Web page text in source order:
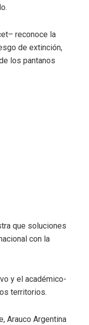
reconoce la
de extinción,
los pantanos
que soluciones
con la
y el académico-
territorios.
Arauco Argentina